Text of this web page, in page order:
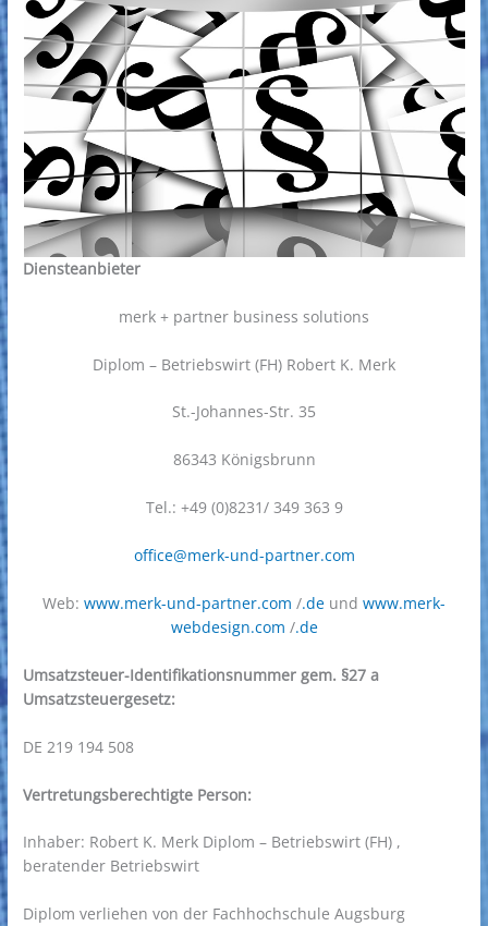
Diensteanbieter
merk + partner business solutions
Diplom – Betriebswirt (FH) Robert K. Merk
St.-Johannes-Str. 35
86343 Königsbrunn
Tel.: +49 (0)8231/ 349 363 9
office@merk-und-partner.com
Web: www.merk-und-partner.com /.de und www.merk-
webdesign.com /.de
Umsatzsteuer-Identifikationsnummer gem. §27 a
Umsatzsteuergesetz:
DE 219 194 508
Vertretungsberechtigte Person:
Inhaber: Robert K. Merk Diplom – Betriebswirt (FH) ,
beratender Betriebswirt
Diplom verliehen von der Fachhochschule Augsburg